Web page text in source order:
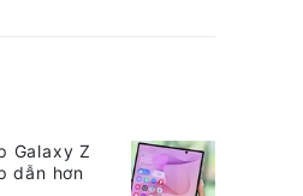
Galaxy Z
dẫn hơn